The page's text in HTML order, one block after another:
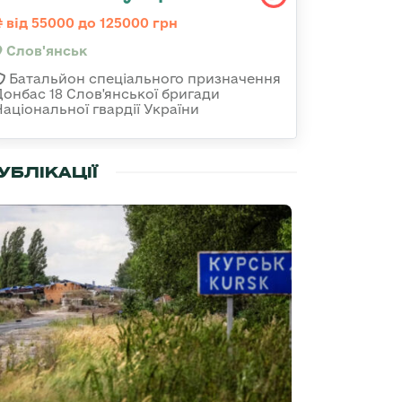
від 55000 до 125000 грн
Слов'янськ
Батальйон спеціального призначення
18 Слов'янської бригади
гвардії України